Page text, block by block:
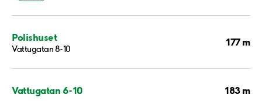
Polishuset
Vattugatan 8-10
177 m
Vattugatan 6-10 183 m